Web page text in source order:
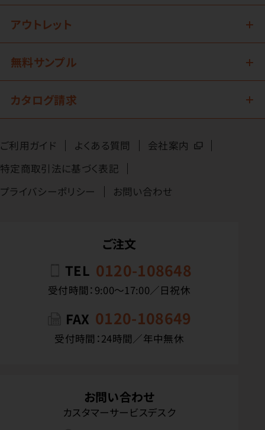
アウトレット
無料サンプル
カタログ請求
ご利用ガイド よくある質問
会社案内
特定商取引法に基づく表記
プライバシーポリシー
お問い合わせ
ご注文
TEL 0120-108648
受付時間：9:00〜17:00／日祝休
FAX 0120-108649
受付時間：24時間／年中無休
お問い合わせ
カスタマーサービスデスク